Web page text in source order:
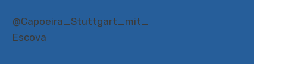
@Capoeira_Stuttgart_mit_
Escova